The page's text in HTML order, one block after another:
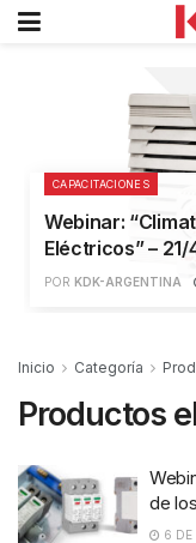
CAPACITACIONES
Webinar:
Eléctricos” – 21/
POR KDK-ARGENTINA
Inicio Categoría
Productos
de
6 DE